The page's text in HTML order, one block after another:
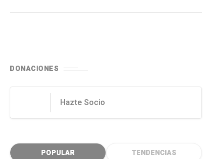
DONACIONES
Hazte Socio
POPULAR TENDENCIAS